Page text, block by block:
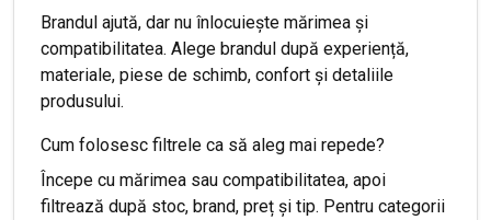
Brandul ajută, dar nu înlocuiește mărimea și
compatibilitatea. Alege brandul după experiență,
materiale, piese de schimb, confort și detaliile
produsului.
Cum folosesc filtrele ca să aleg mai repede?
Începe cu mărimea sau compatibilitatea, apoi
filtrează după stoc, brand, preț și tip. Pentru categorii